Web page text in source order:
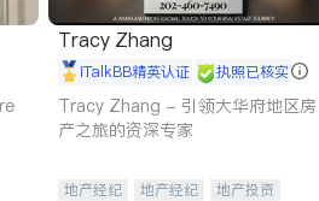
Tracy Zhang
iTalkBB精英认证 执照已核实
Tracy Zhang - 引领大华府地区房
产之旅的资深专家
地产经纪 地产经纪
地产投资